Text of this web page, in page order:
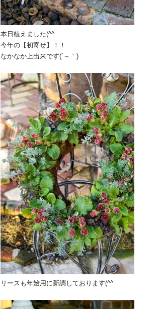
本日植えました(^^ゞ
今年の【初寄せ】！！
なかなか上出来です(´～｀)
リースも年始用に新調しております(^^ゞ